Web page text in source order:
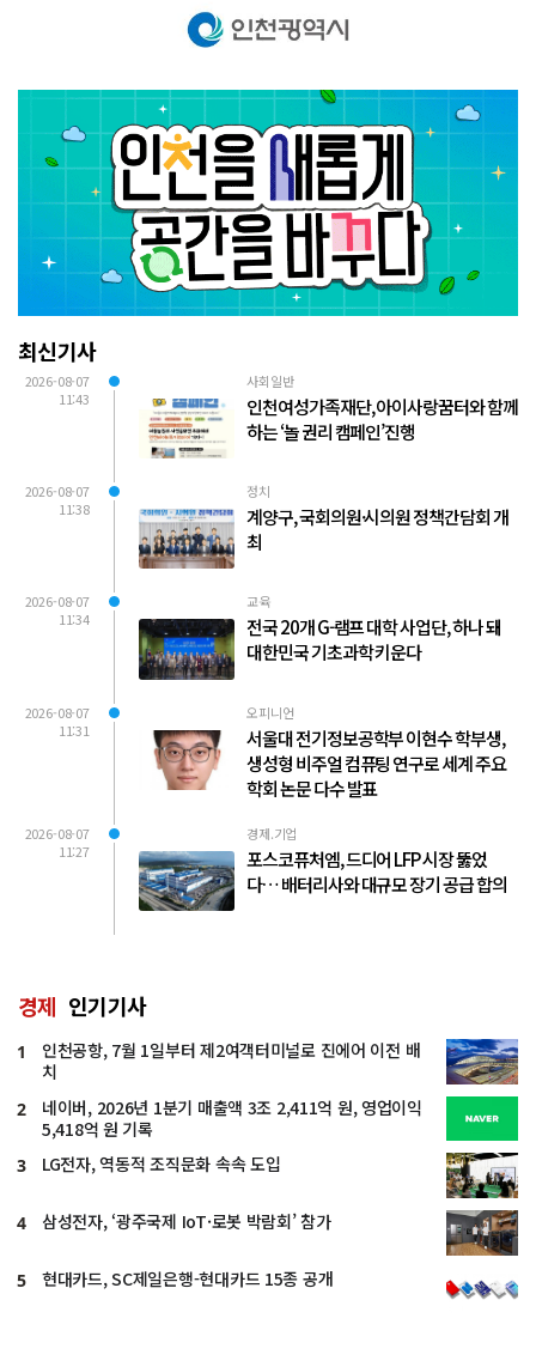
최신기사
2026-08-07
11:43
사회일반
인천여성가족재단, 아이사랑꿈터와 함께
하는 ‘놀 권리 캠페인’진행
2026-08-07
11:38
정치
계양구, 국회의원·시의원 정책간담회 개
최
2026-08-07
11:34
교육
전국 20개 G-램프 대학 사업단, 하나 돼
대한민국 기초과학 키운다
2026-08-07
11:31
오피니언
서울대 전기정보공학부 이현수 학부생,
생성형 비주얼 컴퓨팅 연구로 세계 주요
학회 논문 다수 발표
2026-08-07
11:27
경제.기업
포스코퓨처엠, 드디어 LFP 시장 뚫었
다… 배터리사와 대규모 장기 공급 합의
경제 인기기사
1
인천공항, 7월 1일부터 제2여객터미널로 진에어 이전 배
치
2
네이버, 2026년 1분기 매출액 3조 2,411억 원, 영업이익
5,418억 원 기록
3 LG전자, 역동적 조직문화 속속 도입
4 삼성전자, ‘광주국제 IoT·로봇 박람회’ 참가
5 현대카드, SC제일은행-현대카드 15종 공개